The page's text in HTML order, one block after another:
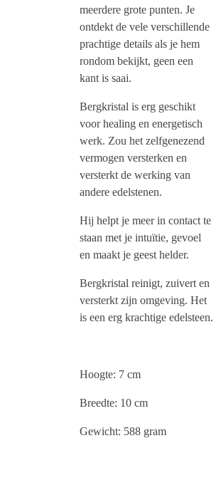
meerdere grote punten. Je
ontdekt de vele verschillende
prachtige details als je hem
rondom bekijkt, geen een
kant is saai.
Bergkristal is erg geschikt
voor healing en energetisch
werk. Zou het zelfgenezend
vermogen versterken en
versterkt de werking van
andere edelstenen.
Hij helpt je meer in contact te
staan met je intuïtie, gevoel
en maakt je geest helder.
Bergkristal reinigt, zuivert en
versterkt zijn omgeving. Het
is een erg krachtige edelsteen.
Hoogte: 7 cm
Breedte: 10 cm
Gewicht: 588 gram